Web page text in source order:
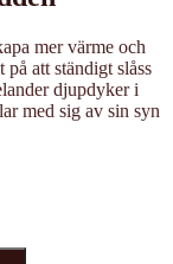
mer värme och
att ständigt slåss
djupdyker i
med sig av sin syn